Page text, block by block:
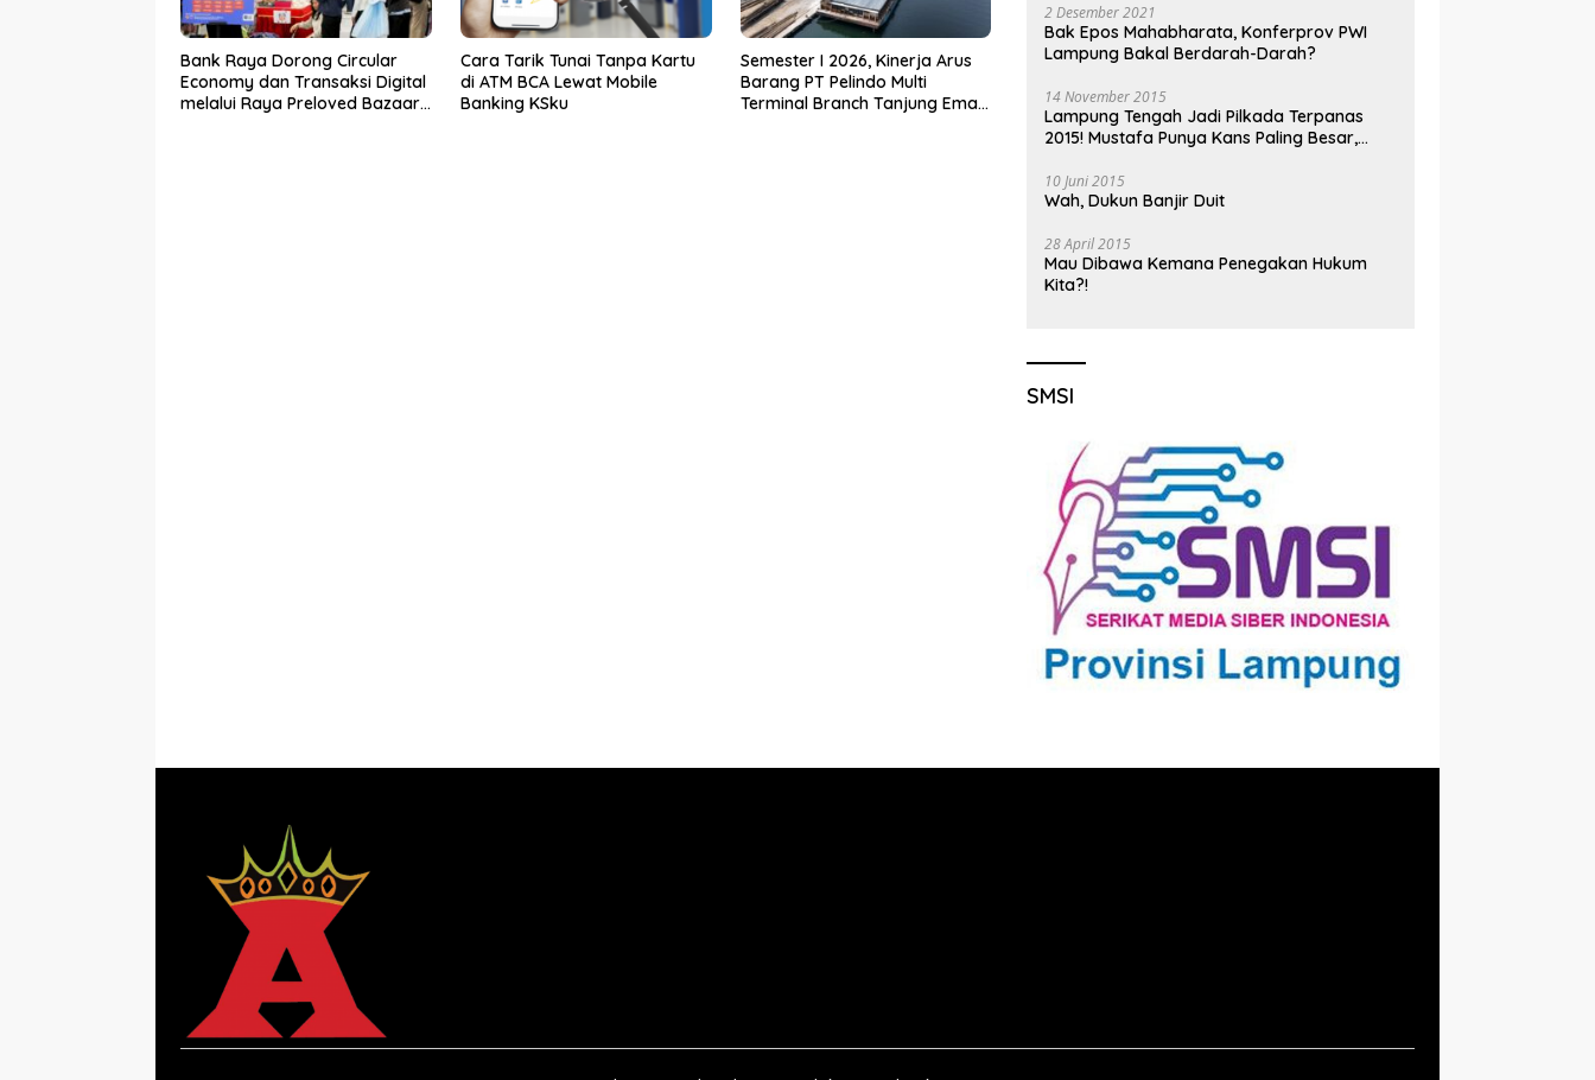
Bank Raya Dorong Circular
Economy dan Transaksi Digital
melalui Raya Preloved Bazaar
Cara Tarik Tunai Tanpa Kartu
di ATM BCA Lewat Mobile
Banking KSku
Semester I 2026, Kinerja Arus
Barang PT Pelindo Multi
Terminal Branch Tanjung Emas
2 Desember 2021
Bak Epos Mahabharata, Konferprov PWI
Lampung Bakal Berdarah-Darah?
14 November 2015
Lampung Tengah Jadi Pilkada Terpanas
2015! Mustafa Punya Kans Paling Besar,
10 Juni 2015
Wah, Dukun Banjir Duit
28 April 2015
Mau Dibawa Kemana Penegakan Hukum
Kita?!
SMSI